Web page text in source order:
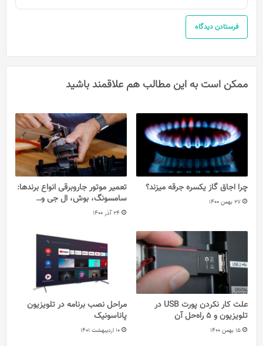
ممکن است به این مطالب هم علاقمند باشید
چرا اجاق گاز یکسره جرقه میزند؟
27 بهمن 1400
تعمیر موتور جاروبرقی انواع برندها:
سامسونگ، بوش، ال جی و…
24 آذر 1400
علت کار نکردن پورت USB در
تلویزیون و 5 راه‌حل آن
15 بهمن 1400
مراحل نصب برنامه در تلویزیون
پاناسونیک
10 اردیبهشت 1401